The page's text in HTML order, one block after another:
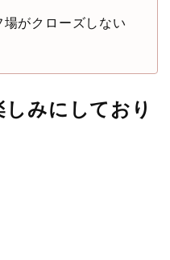
がクローズしない
みにしており